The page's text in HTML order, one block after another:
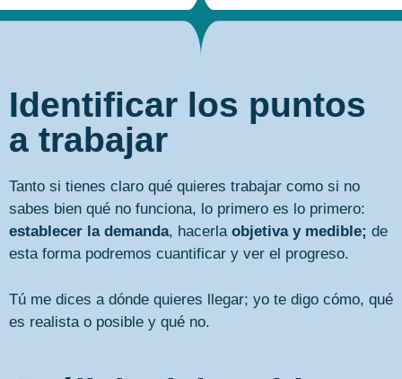
Identificar los puntos
a trabajar
Tanto si tienes claro qué quieres trabajar como si no
sabes bien qué no funciona, lo primero es lo primero:
establecer la demanda, hacerla objetiva y medible; de
esta forma podremos cuantificar y ver el progreso.
Tú me dices a dónde quieres llegar; yo te digo cómo, qué
es realista o posible y qué no.